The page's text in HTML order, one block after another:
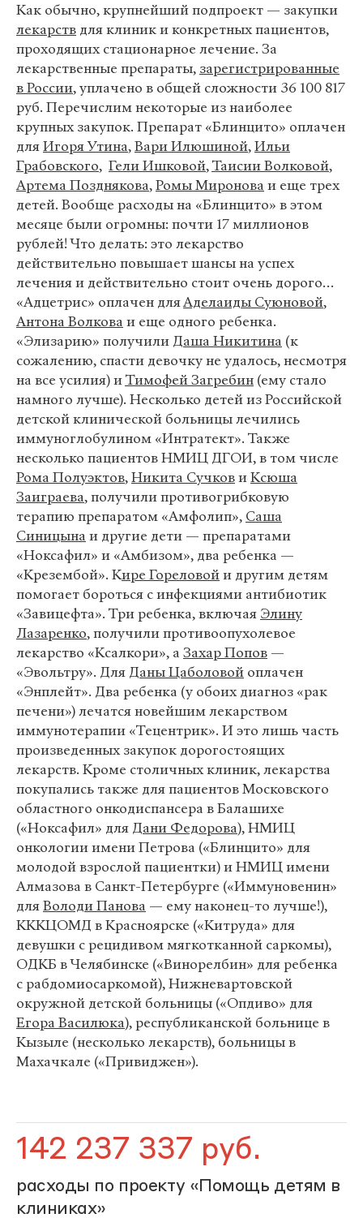
Как обычно, крупнейший подпроект — закупки
лекарств для клиник и конкретных пациентов,
проходящих стационарное лечение. За
лекарственные препараты, зарегистрированные
в России, уплачено в общей сложности 36 100 817
руб. Перечислим некоторые из наиболее
крупных закупок. Препарат «Блинцито» оплачен
дляИгоря Утина,Вари Илюшиной,Ильи
Грабовского, Гели Ишковой,Таисии Волковой,
Артема Позднякова,Ромы Миронова и еще трех
детей. Вообще расходы на «Блинцито» в этом
месяце были огромны: почти 17 миллионов
рублей! Что делать: это лекарство
действительно повышает шансы на успех
лечения и действительно стоит очень дорого…
«Адцетрис» оплачен дляАделаиды Суюновой,
Антона Волкова и еще одного ребенка.
«Элизарию» получили Даша Никитина (к
сожалению, спасти девочку не удалось, несмотря
на все усилия) иТимофей Загребин (ему стало
намного лучше). Несколько детей из Российской
детской клинической больницы лечились
иммуноглобулином «Интратект». Также
несколько пациентов НМИЦ ДГОИ, в том числе
Рома Полуэктов,Никита СучковиКсюша
Заиграева, получили противогрибковую
терапию препаратом «Амфолип», Саша
Синицына и другие дети — препаратами
«Ноксафил» и «Амбизом», два ребенка —
«Крезембой». Кире Гореловойи другим детям
помогает бороться с инфекциями антибиотик
«Завицефта». Три ребенка, включая Элину
Лазаренко, получили противоопухолевое
лекарство «Ксалкори», а Захар Попов —
«Эвольтру». Для Даны Цаболовой оплачен
«Энплейт». Два ребенка (у обоих диагноз «рак
печени») лечатся новейшим лекарством
иммунотерапии «Тецентрик». И это лишь часть
произведенных закупок дорогостоящих
лекарств. Кроме столичных клиник, лекарства
покупались также для пациентов Московского
областного онкодиспансера в Балашихе
(«Ноксафил» для Дани Федорова), НМИЦ
онкологии имени Петрова («Блинцито» для
молодой взрослой пациентки) и НМИЦ имени
Алмазова в Санкт-Петербурге («Иммуновенин»
дляВолоди Панова — ему наконец-то лучше!),
КККЦОМД в Красноярске («Китруда» для
девушки с рецидивом мягкотканной саркомы),
ОДКБ в Челябинске («Винорелбин» для ребенка
с рабдомиосаркомой), Нижневартовской
окружной детской больницы («Опдиво» для
Егора Василюка), республиканской больнице в
Кызыле (несколько лекарств), больницы в
Махачкале («Привиджен»).
142 237 337 руб.
расходы по проекту «Помощь детям в
клиниках»